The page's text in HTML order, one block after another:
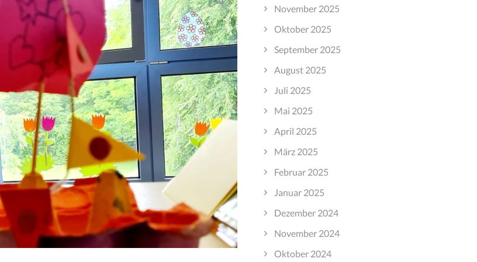
November 2025
Oktober 2025
September 2025
August 2025
Juli 2025
Mai 2025
April 2025
März 2025
Februar 2025
Januar 2025
Dezember 2024
November 2024
Oktober 2024